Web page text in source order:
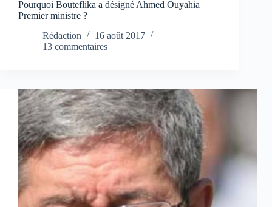
Pourquoi Bouteflika a désigné Ahmed Ouyahia
Premier ministre ?
Rédaction
16 août 2017
13 commentaires